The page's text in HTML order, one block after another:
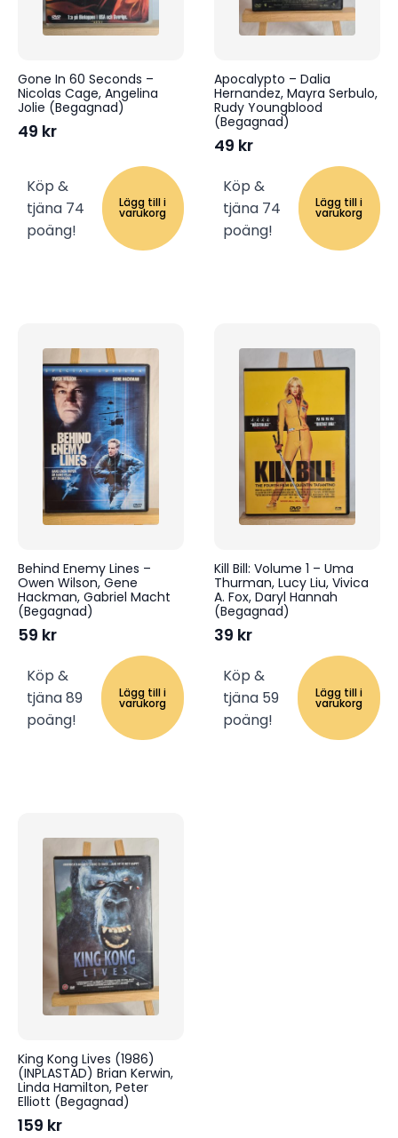
Gone In 60 Seconds –
Nicolas Cage, Angelina
Jolie (Begagnad)
49 kr
Köp &
tjäna 74
poäng!
Lägg till i
varukorg
Apocalypto – Dalia
Hernandez, Mayra Serbulo,
Rudy Youngblood
(Begagnad)
49 kr
Köp &
tjäna 74
poäng!
Lägg till i
varukorg
Behind Enemy Lines –
Owen Wilson, Gene
Hackman, Gabriel Macht
(Begagnad)
59 kr
Köp &
tjäna 89
poäng!
Lägg till i
varukorg
Kill Bill: Volume 1 – Uma
Thurman, Lucy Liu, Vivica
A. Fox, Daryl Hannah
(Begagnad)
39 kr
Köp &
tjäna 59
poäng!
Lägg till i
varukorg
King Kong Lives (1986)
(INPLASTAD) Brian Kerwin,
Linda Hamilton, Peter
Elliott (Begagnad)
159 kr